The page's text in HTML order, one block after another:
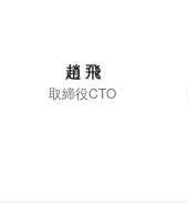
趙 飛
取締役CTO